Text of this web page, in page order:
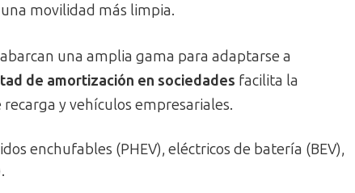
movilidad más limpia.
una amplia gama para adaptarse a
de amortización en sociedades facilita la
y vehículos empresariales.
enchufables (PHEV), eléctricos de batería (BEV),